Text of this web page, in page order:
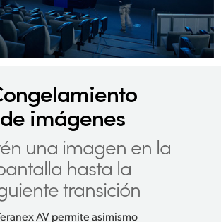
de imágenes
una imagen en la
hasta la
transición
AV permite asimismo